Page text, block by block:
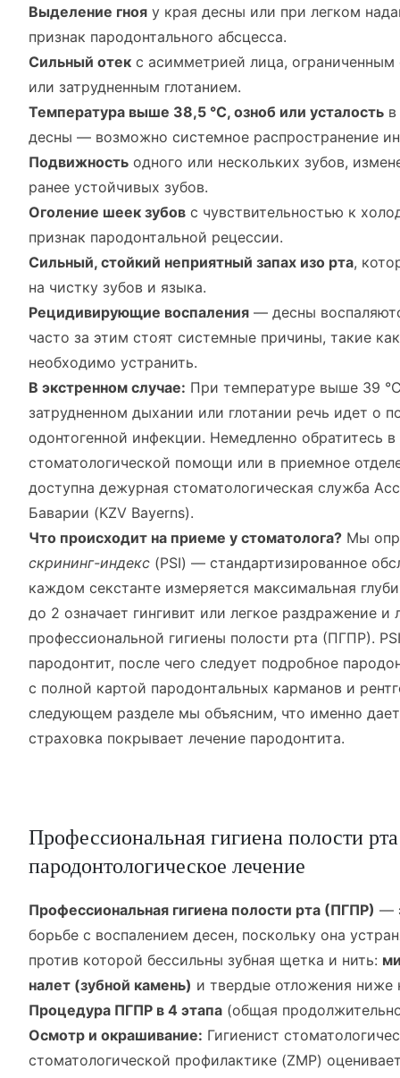
Выделение гноя у края десны или при легком
признак пародонтального абсцесса.
Сильный отек с асимметрией лица,
или затрудненным глотанием.
Температура выше 38,5 °C, озноб или усталость
десны — возможно системное распространение
Подвижность одного или нескольких зубов,
ранее устойчивых зубов.
Оголение шеек зубов с чувствительностью к
признак пародонтальной рецессии.
Сильный, стойкий неприятный запах изо рта,
на чистку зубов и языка.
Рецидивирующие воспаления — десны
часто за этим стоят системные причины, такие
необходимо устранить.
В экстренном случае: При температуре выше 39
затрудненном дыхании или глотании речь идет о
одонтогенной инфекции. Немедленно обратитесь
стоматологической помощи или в приемное
доступна дежурная стоматологическая служба
Баварии (KZV Bayerns).
Что происходит на приеме у стоматолога? Мы
скрининг-индекс (PSI) — стандартизированное
каждом секстанте измеряется максимальная
до 2 означает гингивит или легкое раздражение
профессиональной гигиены полости рта (ПГПР).
пародонтит, после чего следует подробное
с полной картой пародонтальных карманов и
следующем разделе мы объясним, что именно
страховка покрывает лечение пародонтита.
Профессиональная гигиена полости
пародонтологическое лечение
Профессиональная гигиена полости рта (ПГПР) —
борьбе с воспалением десен, поскольку она
против которой бессильны зубная щетка и нить:
налет (зубной камень) и твердые отложения ниже
Процедура ПГПР в 4 этапа (общая
Осмотр и окрашивание: Гигиенист
стоматологической профилактике (ZMP)